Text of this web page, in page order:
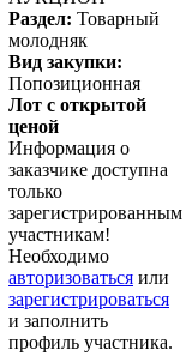
Раздел: Товарный
молодняк
Вид закупки:
Попозиционная
Лот с открытой
ценой
Информация о
заказчике доступна
только
зарегистрированным
участникам!
Необходимо
авторизоваться или
зарегистрироваться
и заполнить
профиль участника.